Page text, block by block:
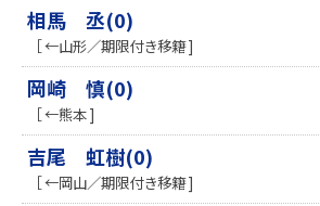
相馬 丞(0)
［ ←山形／期限付き移籍 ]
岡崎 慎(0)
［ ←熊本 ]
吉尾 虹樹(0)
［ ←岡山／期限付き移籍 ]